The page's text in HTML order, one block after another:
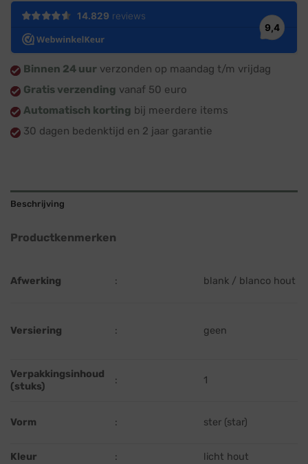
Binnen 24 uur verzonden op maandag t/m vrijdag
Gratis verzending vanaf 50 euro
Automatisch korting bij meerdere items
30 dagen bedenktijd en 2 jaar garantie
Beschrijving
Productkenmerken
Afwerking : blank / blanco hout
Versiering : geen
Verpakkingsinhoud
(stuks)
: 1
Vorm : ster (star)
Kleur : licht hout